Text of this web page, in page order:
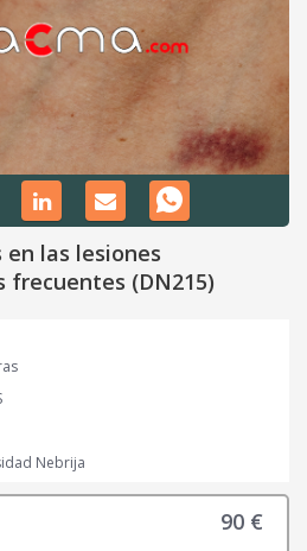
las lesiones
frecuentes (DN215)
Nebrija
90 €